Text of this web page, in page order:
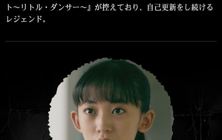
ト～リトル・ダンサー～』が控えており、自己更新をし続ける
レジェンド。